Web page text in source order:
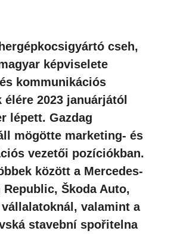
cseh,
képviselete
kommunikációs
élére 2023 januárjától
lépett. Gazdag
mögötte marketing- és
vezetői pozíciókban.
között a Mercedes-
Republic, Škoda Auto,
valamint a
stavební spořitelna